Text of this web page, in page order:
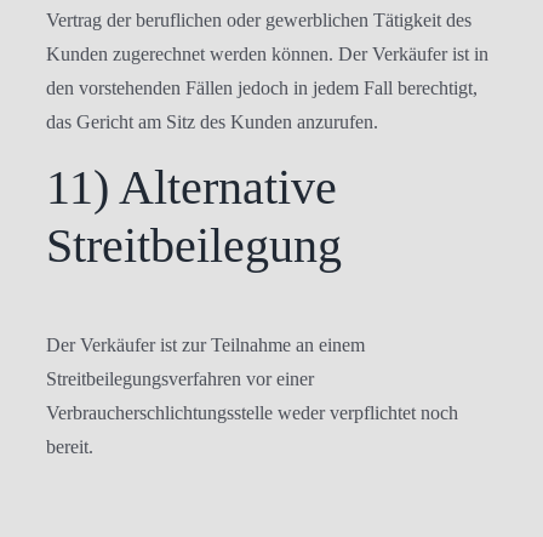
Vertrag der beruflichen oder gewerblichen Tätigkeit des
Kunden zugerechnet werden können. Der Verkäufer ist in
den vorstehenden Fällen jedoch in jedem Fall berechtigt,
das Gericht am Sitz des Kunden anzurufen.
11) Alternative
Streitbeilegung
Der Verkäufer ist zur Teilnahme an einem
Streitbeilegungsverfahren vor einer
Verbraucherschlichtungsstelle weder verpflichtet noch
bereit.